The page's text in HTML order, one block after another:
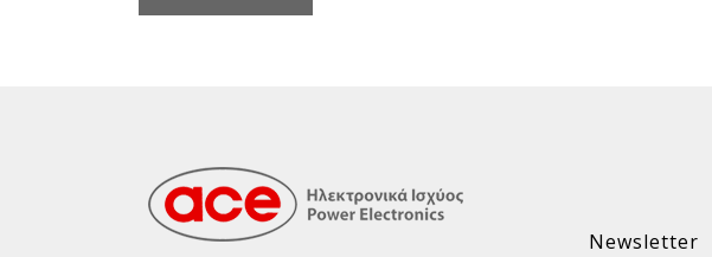
Newsletter